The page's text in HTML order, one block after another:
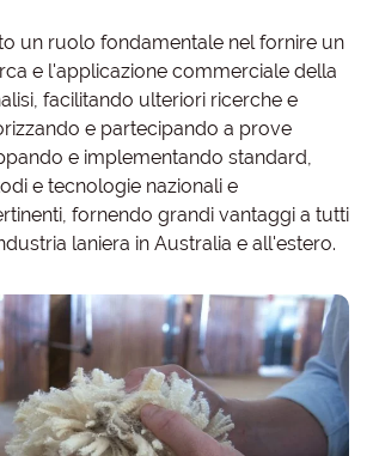
un ruolo fondamentale nel fornire un
e l'applicazione commerciale della
facilitando ulteriori ricerche e
e partecipando a prove
e implementando standard,
e tecnologie nazionali e
fornendo grandi vantaggi a tutti
laniera in Australia e all'estero.